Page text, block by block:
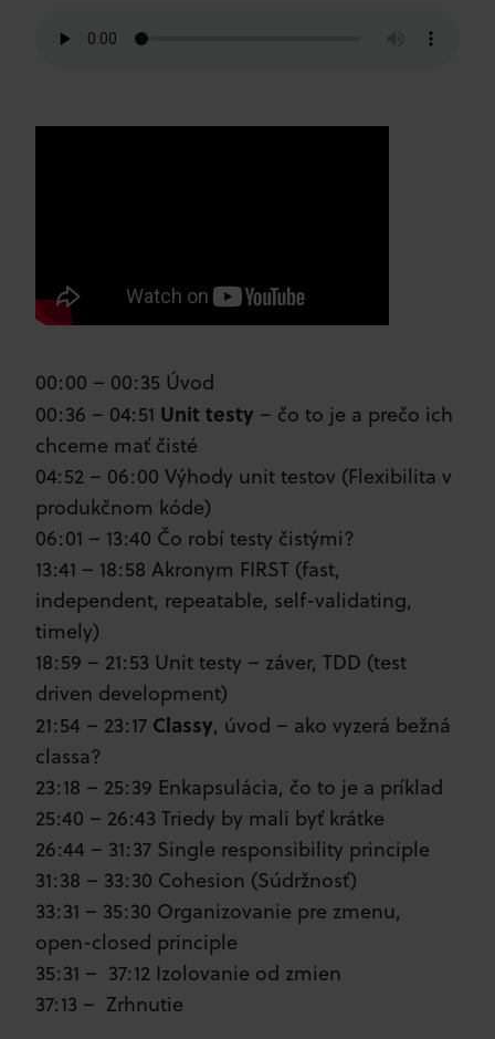
00:00 – 00:35 Úvod
00:36 – 04:51 Unit testy – čo to je a prečo ich
chceme mať čisté
04:52 – 06:00 Výhody unit testov (Flexibilita v
produkčnom kóde)
06:01 – 13:40 Čo robí testy čistými?
13:41 – 18:58 Akronym FIRST (fast,
independent, repeatable, self-validating,
timely)
18:59 – 21:53 Unit testy – záver, TDD (test
driven development)
21:54 – 23:17 Classy, úvod – ako vyzerá bežná
classa?
23:18 – 25:39 Enkapsulácia, čo to je a príklad
25:40 – 26:43 Triedy by mali byť krátke
26:44 – 31:37 Single responsibility principle
31:38 – 33:30 Cohesion (Súdržnosť)
33:31 – 35:30 Organizovanie pre zmenu,
open-closed principle
35:31 – 37:12 Izolovanie od zmien
37:13 – Zrhnutie